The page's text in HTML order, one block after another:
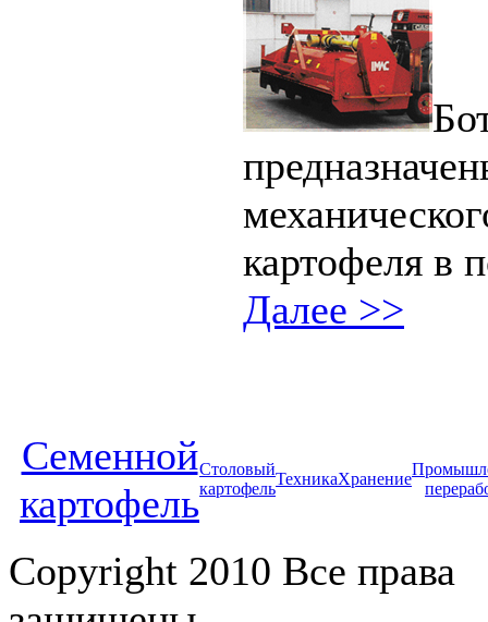
картофеля в
Далее >>
Cеменной
картофель
Столовый
картофель
ТехникаХранение
Copyright 2010 Все права